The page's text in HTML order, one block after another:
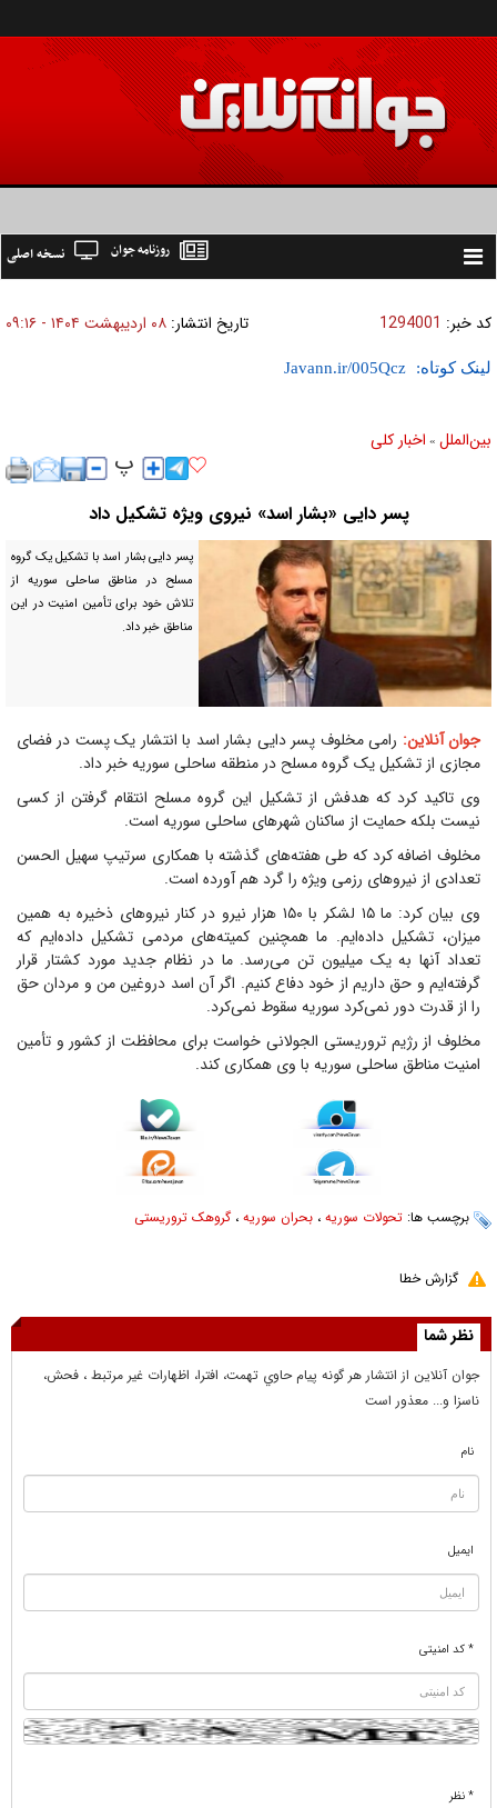
Toggle
نسخه اصلی روزنامه جوان
کد خبر: 1294001 تاریخ انتشار: ۰۸ ارديبهشت ۱۴۰۴ - ۰۹:۱۶
لینک کوتاه:
بين‌الملل » اخبار كلی
پسر دایی «بشار اسد» نیروی ویژه تشکیل داد
پسر دایی بشار اسد با تشکیل یک گروه
مسلح در مناطق ساحلی سوریه از
تلاش خود برای تأمین امنیت در این
مناطق خبر داد.
جوان آنلاین: رامی مخلوف پسر دایی بشار اسد با انتشار یک پست در فضای
مجازی از تشکیل یک گروه مسلح در منطقه ساحلی سوریه خبر داد.
وی تاکید کرد که هدفش از تشکیل این گروه مسلح انتقام گرفتن از کسی
نیست بلکه حمایت از ساکنان شهرهای ساحلی سوریه است.
مخلوف اضافه کرد که طی هفته‌های گذشته با همکاری سرتیپ سهیل الحسن
تعدادی از نیروهای رزمی ویژه را گرد هم آورده است.
وی بیان کرد: ما ۱۵ لشکر با ۱۵۰ هزار نیرو در کنار نیروهای ذخیره به همین
میزان، تشکیل داده‌ایم. ما همچنین کمیته‌های مردمی تشکیل داده‌ایم که
تعداد آنها به یک میلیون تن می‌رسد. ما در نظام جدید مورد کشتار قرار
گرفته‌ایم و حق داریم از خود دفاع کنیم. اگر آن اسد دروغین من و مردان حق
را از قدرت دور نمی‌کرد سوریه سقوط نمی‌کرد.
مخلوف از رژیم تروریستی الجولانی خواست برای محافظت از کشور و تأمین
امنیت مناطق ساحلی سوریه با وی همکاری کند.
برچسب ها: تحولات سوریه ، بحران سوریه ، گروهک تروریستی
گزارش خطا
نظر شما
جوان آنلاين از انتشار هر گونه پيام حاوي تهمت، افترا، اظهارات غير مرتبط ، فحش،
ناسزا و... معذور است
نام
ایمیل
* کد امنیتی
* نظر